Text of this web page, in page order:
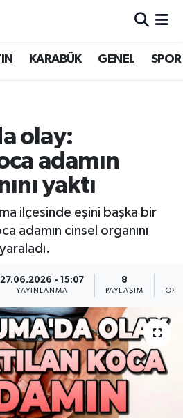
KARABÜK GENEL SPOR
olay:
adamın
yaktı
ilçesinde eşini başka bir
adamın cinsel organını
27.06.2026 - 15:07
YAYINLANMA
8
PAYLAŞIM
Durumu